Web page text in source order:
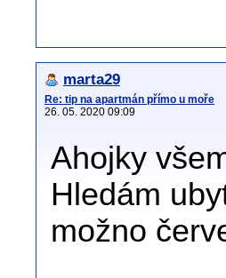
marta29
Re: tip na apartmán přímo u moře
26. 05. 2020 09:09
Ahojky
Hledám
možno